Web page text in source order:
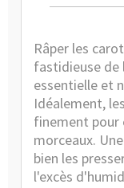
Râper les
fastidieuse de
essentielle et
Idéalement,
finement pour
morceaux.
bien les
l'excès